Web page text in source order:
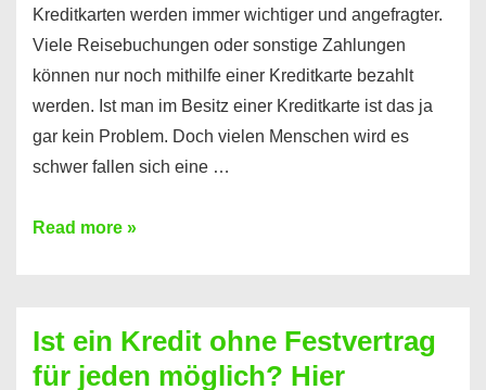
Kreditkarten werden immer wichtiger und angefragter.
Viele Reisebuchungen oder sonstige Zahlungen
können nur noch mithilfe einer Kreditkarte bezahlt
werden. Ist man im Besitz einer Kreditkarte ist das ja
gar kein Problem. Doch vielen Menschen wird es
schwer fallen sich eine …
Kreditkarte
Prepaid
ist
Read more »
Ist ein Kredit ohne Festvertrag
für jeden möglich? Hier